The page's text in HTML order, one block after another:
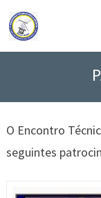
O Encontro
seguintes